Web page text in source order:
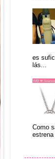
es
lás...
Como
estrena